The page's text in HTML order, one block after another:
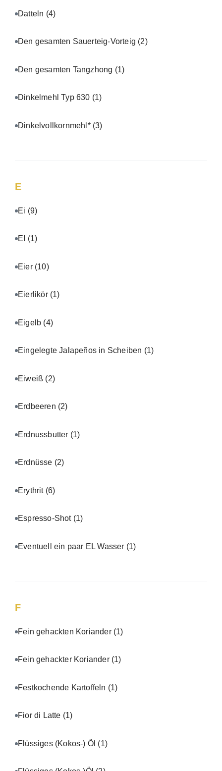
Datteln (4)
Den gesamten Sauerteig-Vorteig (2)
Den gesamten Tangzhong (1)
Dinkelmehl Typ 630 (1)
Dinkelvollkornmehl* (3)
E
Ei (9)
EI (1)
Eier (10)
Eierlikör (1)
Eigelb (4)
Eingelegte Jalapeños in Scheiben (1)
Eiweiß (2)
Erdbeeren (2)
Erdnussbutter (1)
Erdnüsse (2)
Erythrit (6)
Espresso-Shot (1)
Eventuell ein paar EL Wasser (1)
F
Fein gehackten Koriander (1)
Fein gehackter Koriander (1)
Festkochende Kartoffeln (1)
Fior di Latte (1)
Flüssiges (Kokos-) Öl (1)